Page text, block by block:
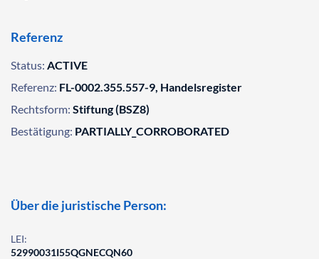
Referenz
Status: ACTIVE
Referenz: FL-0002.355.557-9, Handelsregister
Rechtsform: Stiftung (BSZ8)
Bestätigung: PARTIALLY_CORROBORATED
Über die juristische Person:
LEI:
52990031I55QGNECQN60